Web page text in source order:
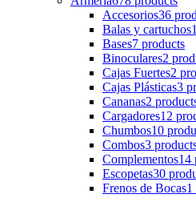
Accesorios36
Balas y cartuchos
Bases7 products
Binoculares2
Cajas Fuertes2
Cajas Plásticas3
Cananas2
Cargadores12
Chumbos10
Combos3
Complementos14
Escopetas30
Frenos de Bocas1